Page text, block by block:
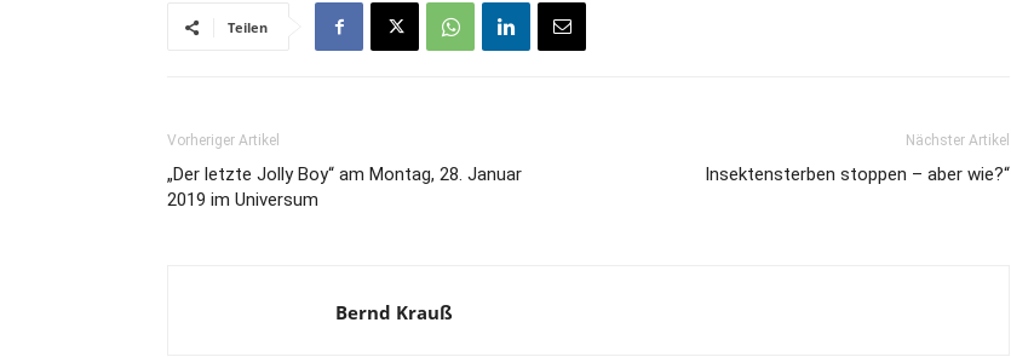
Teilen
Vorheriger Artikel
„Der letzte Jolly Boy“ am Montag, 28. Januar
2019 im Universum
Nächster Artikel
Insektensterben stoppen – aber wie?“
Bernd Krauß